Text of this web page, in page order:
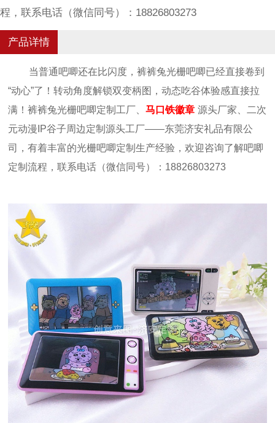
程，联系电话（微信同号）：18826803273
产品详情
当普通吧唧还在比闪度，裤裤兔光栅吧唧已经直接卷到
“动心”了！转动角度解锁双变柄图，动态吃谷体验感直接拉
满！裤裤兔光栅吧唧定制工厂、 马口铁徽章 源头厂家、二次
元动漫IP谷子周边定制源头工厂——东莞济安礼品有限公
司，有着丰富的光栅吧唧定制生产经验，欢迎咨询了解吧唧
定制流程，联系电话（微信同号）：18826803273